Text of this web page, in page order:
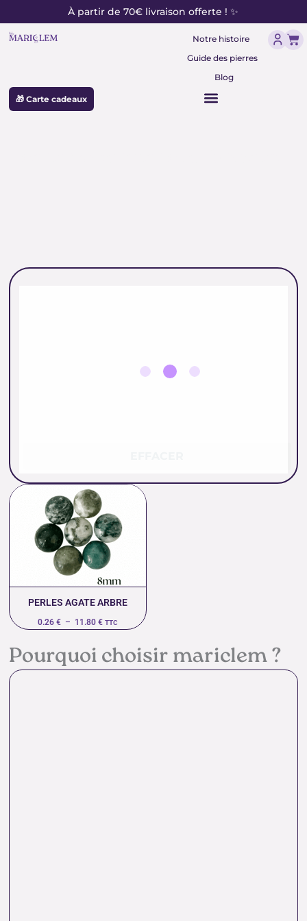
au
contenu
À partir de 70€ livraison offerte ! ✨
Notre histoire
Guide des pierres
Blog
🎁 Carte cadeaux
PERLES AGATE ARBRE
0.26€ – 11.80€
0.26 €
à
11.80 €
TTC
Pourquoi choisir mariclem ?